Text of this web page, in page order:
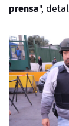
prensa",